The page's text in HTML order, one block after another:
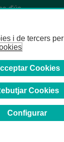
d’ús
i de tercers
Cookies
Cookies
Configurar